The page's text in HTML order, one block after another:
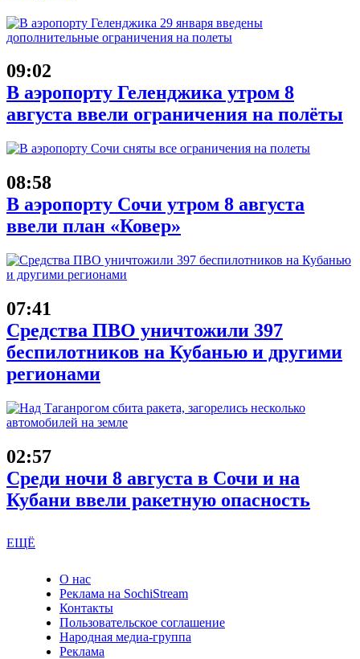
09:02
В аэропорту Геленджика утром 8
августа ввели ограничения на полёты
08:58
В аэропорту Сочи утром 8 августа
ввели план «Ковер»
07:41
Средства ПВО уничтожили 397
беспилотников на Кубанью и другими
регионами
02:57
Среди ночи 8 августа в Сочи и на
Кубани ввели ракетную опасность
ЕЩЁ
О нас
Реклама на SochiStream
Контакты
Пользовательское соглашение
Народная медиа-группа
Реклама